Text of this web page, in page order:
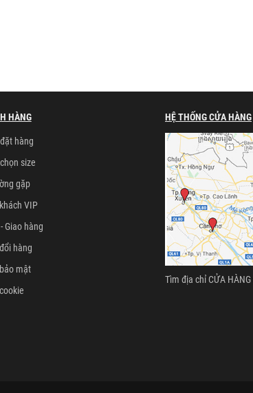
HÀNG
hàng
size
gặp
VIP
Giao hàng
hàng
mật
HỆ THỐNG CỬA HÀNG
Tìm địa chỉ CỬA